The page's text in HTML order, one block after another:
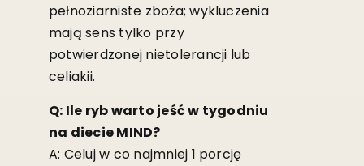
pełnoziarniste zboża; wykluczenia
mają sens tylko przy
potwierdzonej nietolerancji lub
celiakii.
Q: Ile ryb warto jeść w tygodniu
na diecie MIND?
A: Celuj w co najmniej 1 porcję